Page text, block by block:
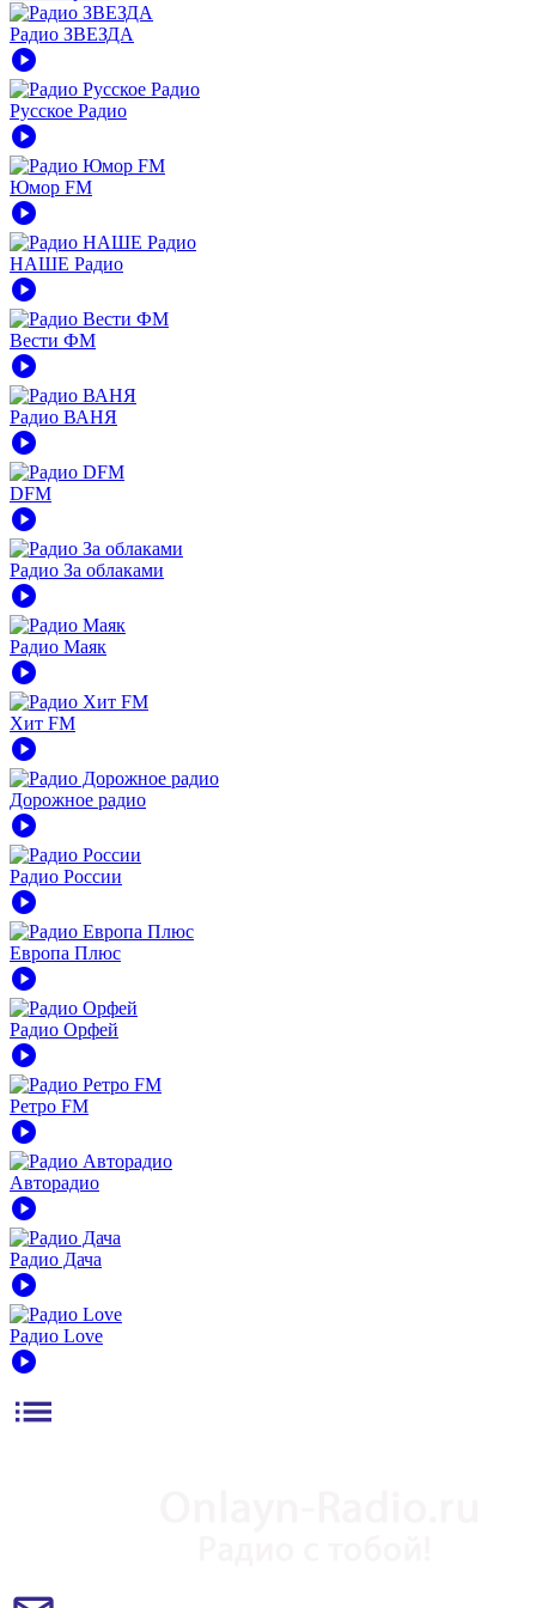
Радио ЗВЕЗДА
play_circle
Русское Радио
play_circle
Юмор FM
play_circle
НАШЕ Радио
play_circle
Вести ФМ
play_circle
Радио ВАНЯ
play_circle
DFM
play_circle
Радио За облаками
play_circle
Радио Маяк
play_circle
Хит FM
play_circle
Дорожное радио
play_circle
Радио России
play_circle
Европа Плюс
play_circle
Радио Орфей
play_circle
Ретро FM
play_circle
Авторадио
play_circle
Радио Дача
play_circle
Радио Love
play_circle
list